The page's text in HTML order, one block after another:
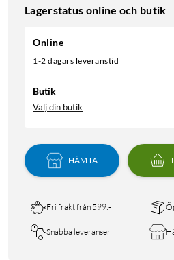
Lagerstatus online och butik
Online
1-2 dagars leveranstid
Butik
Välj din butik
HÄMTA
Fri frakt från 599:-
Snabba leveranser